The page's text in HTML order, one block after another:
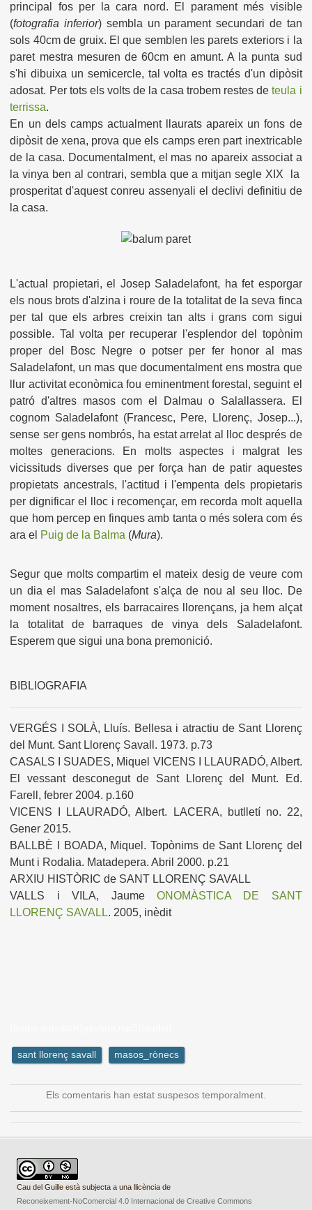
principal fos per la cara nord. El parament més visible
(fotografia inferior) sembla un parament secundari de tan
sols 40cm de gruix. El que semblen les parets exteriors i la
paret mestra mesuren de 60cm en amunt. A la punta sud
s'hi dibuixa un semicercle, tal volta es tractés d'un dipòsit
adosat. Per tots els volts de la casa trobem restes deteula i
terrissa.
En un dels camps actualment llaurats apareix un fons de
dipòsit de xena, prova que els camps eren part inextricable
de la casa. Documentalment, el mas no apareix associat a
la vinya ben al contrari, sembla que a mitjan segle XIX la
prosperitat d'aquest conreu assenyali el declivi definitiu de
la casa.
L'actual propietari, el Josep Saladelafont, ha fet esporgar
els nous brots d'alzina i roure de la totalitat de la seva finca
per tal que els arbres creixin tan alts i grans com sigui
possible. Tal volta per recuperar l'esplendor del topònim
proper del Bosc Negre o potser per fer honor al mas
Saladelafont, un mas que documentalment ens mostra que
llur activitat econòmica fou eminentment forestal, seguint el
patró d'altres masos com el Dalmau o Salallassera. El
cognom Saladelafont (Francesc, Pere, Llorenç, Josep...),
sense ser gens nombrós, ha estat arrelat al lloc després de
moltes generacions. En molts aspectes i malgrat les
vicissituds diverses que per força han de patir aquestes
propietats ancestrals, l'actitud i l'empenta dels propietaris
per dignificar el lloc i recomençar, em recorda molt aquella
que hom percep en finques amb tanta o més solera com és
ara el Puig de la Balma (Mura).
Segur que molts compartim el mateix desig de veure com
un dia el mas Saladelafont s'alça de nou al seu lloc. De
moment nosaltres, els barracaires llorençans, ja hem alçat
la totalitat de barraques de vinya dels Saladelafont.
Esperem que sigui una bona premonició.
BIBLIOGRAFIA
VERGÉS I SOLÀ, Lluís. Bellesa i atractiu de Sant Llorenç
del Munt. Sant Llorenç Savall. 1973. p.73
CASALS I SUADES, Miquel VICENS I LLAURADÓ, Albert.
El vessant desconegut de Sant Llorenç del Munt. Ed.
Farell, febrer 2004. p.160
VICENS I LLAURADÓ, Albert. LACERA, butlletí no. 22,
Gener 2015.
BALLBÈ I BOADA, Miquel. Topònims de Sant Llorenç del
Munt i Rodalia. Matadepera. Abril 2000. p.21
ARXIU HISTÒRIC de SANT LLORENÇ SAVALL
VALLS i VILA, Jaume ONOMÀSTICA DE SANT
LLORENÇ SAVALL. 2005, inèdit
sant llorenç savall masos_rònecs
Els comentaris han estat suspesos temporalment.
Cau del Guille està subjecta a una llicència de
Reconeixement-NoComercial 4.0 Internacional de Creative Commons